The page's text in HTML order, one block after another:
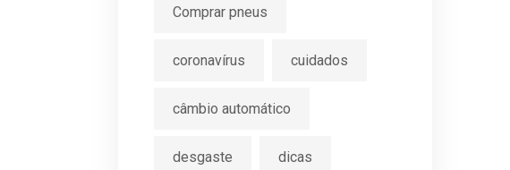
Comprar pneus
coronavírus cuidados
câmbio automático
desgaste dicas